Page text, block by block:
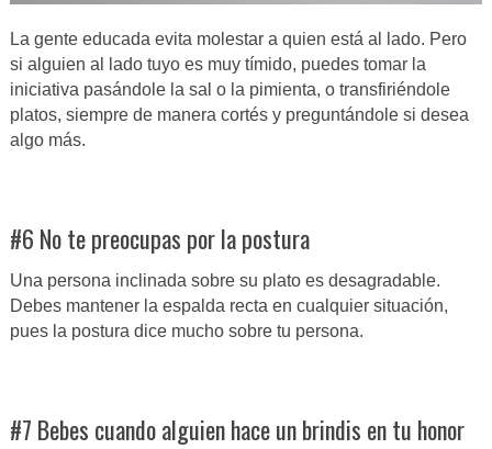
La gente educada evita molestar a quien está al lado. Pero
si alguien al lado tuyo es muy tímido, puedes tomar la
iniciativa pasándole la sal o la pimienta, o transfiriéndole
platos, siempre de manera cortés y preguntándole si desea
algo más.
#6 No te preocupas por la postura
Una persona inclinada sobre su plato es desagradable.
Debes mantener la espalda recta en cualquier situación,
pues la postura dice mucho sobre tu persona.
#7 Bebes cuando alguien hace un brindis en tu honor